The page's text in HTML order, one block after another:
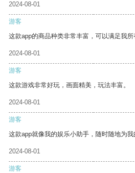
2024-08-01
游客
这款app的商品种类非常丰富，可以满足我所
2024-08-01
游客
这款游戏非常好玩，画面精美，玩法丰富。
2024-08-01
游客
这款app就像我的娱乐小助手，随时随地为我
2024-08-01
游客